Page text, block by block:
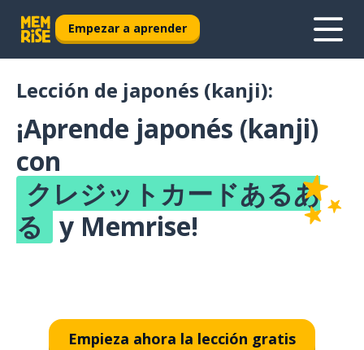
Empezar a aprender
Lección de japonés (kanji):
¡Aprende japonés (kanji)
con
クレジットカードあるあ
る y Memrise!
Empieza ahora la lección gratis